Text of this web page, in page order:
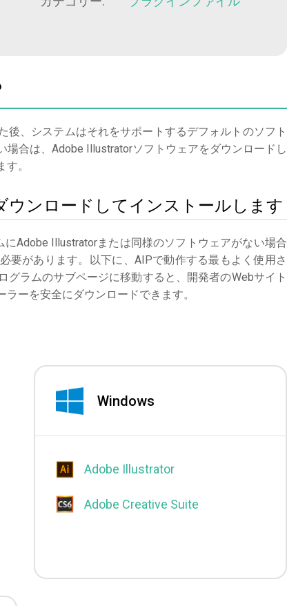
、システムはそれをサポートするデフォルトのソフト
合は、Adobe Illustratorソフトウェアをダウンロードし
。
ウンロードしてインストールします
にAdobe Illustratorまたは同様のソフトウェアがない場合
要があります。以下に、AIPで動作する最もよく使用さ
ラムのサブページに移動すると、開発者のWebサイト
ーを安全にダウンロードできます。
Windows
Adobe Illustrator
Adobe Creative Suite